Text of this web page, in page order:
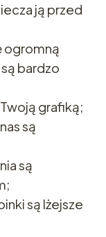
ją przed
ogromną
bardzo
grafiką;
są
są
są lżejsze